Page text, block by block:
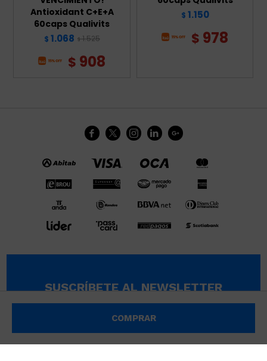
COMPRAR
Antioxidant C+E+A
60caps Qualivits
$ 1.068 $ 1.525
$ 908
$ 1.150
$ 978
    
SUSCRÍBETE AL NEWSLETTER